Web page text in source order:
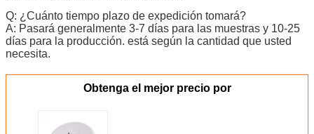
Q: ¿Cuánto tiempo plazo de expedición tomará?
A: Pasará generalmente 3-7 días para las muestras y 10-25
días para la producción. está según la cantidad que usted
necesita.
Obtenga el mejor precio por